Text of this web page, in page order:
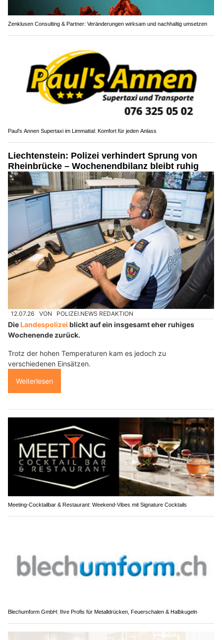
Zenklusen Consulting & Partner: Veränderungen wirksam und nachhaltig umsetzen
Paul's Annen Supertaxi im Limmattal: Komfort für jeden Anlass
Liechtenstein: Polizei verhindert Sprung von
Rheinbrücke – Wochenendbilanz bleibt ruhig
12.07.26 VON POLIZEI.NEWS REDAKTION
DieLandespolizei blickt auf ein insgesamt eher ruhiges
Wochenende zurück.
Trotz der hohen Temperaturen kam es jedoch zu
verschiedenen Einsätzen.
Weiterlesen
Meeting-Cocktailbar & Restaurant: Weekend-Vibes mit Signature Cocktails
Blechumform GmbH: Ihre Profis für Metalldrücken, Feuerschalen & Halbkugeln